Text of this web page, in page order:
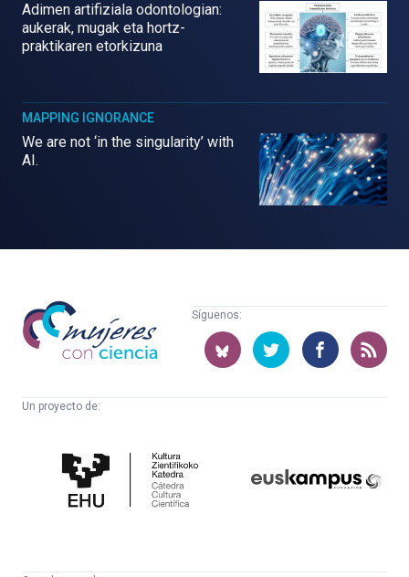
Adimen artifiziala odontologian:
aukerak, mugak eta hortz-
praktikaren etorkizuna
MAPPING IGNORANCE
We are not ‘in the singularity’ with
AI.
Mujeres
con
ciencia
Síguenos:
Un proyecto de:
Cultura
Científica